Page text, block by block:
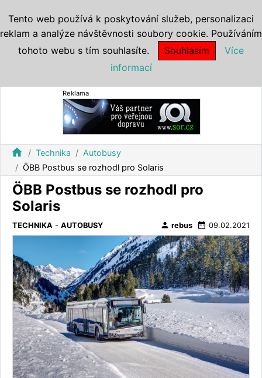
Reklama
home Technika
Autobusy
ÖBB Postbus se rozhodl pro Solaris
ÖBB Postbus se rozhodl pro
Solaris
TECHNIKA - AUTOBUSY person rebus date_range 09.02.2021
Tento web používá k poskytování služeb, personalizaci
reklam a analýze návštěvnosti soubory cookie. Používáním
tohoto webu s tím souhlasíte.
Souhlasím
Více
informací